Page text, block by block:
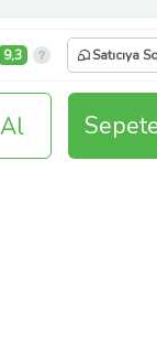
9,3 Satıcıya